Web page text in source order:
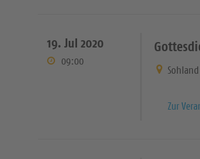
19. Jul 2020
09:00
Zur